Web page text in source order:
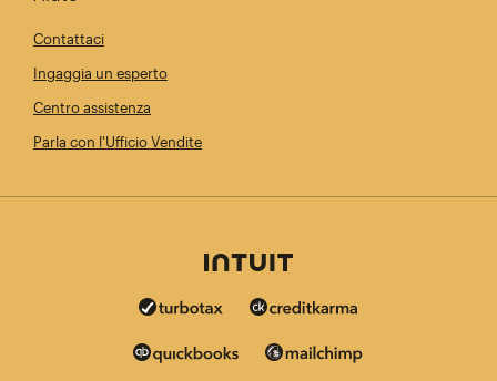
Contattaci
Ingaggia un esperto
Centro assistenza
Parla con l'Ufficio Vendite